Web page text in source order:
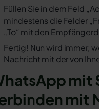
Füllen Sie in dem Feld
mindestens die Felder
„To“ mit den
Fertig! Nun wird immer,
Nachricht mit der von
mit
mit